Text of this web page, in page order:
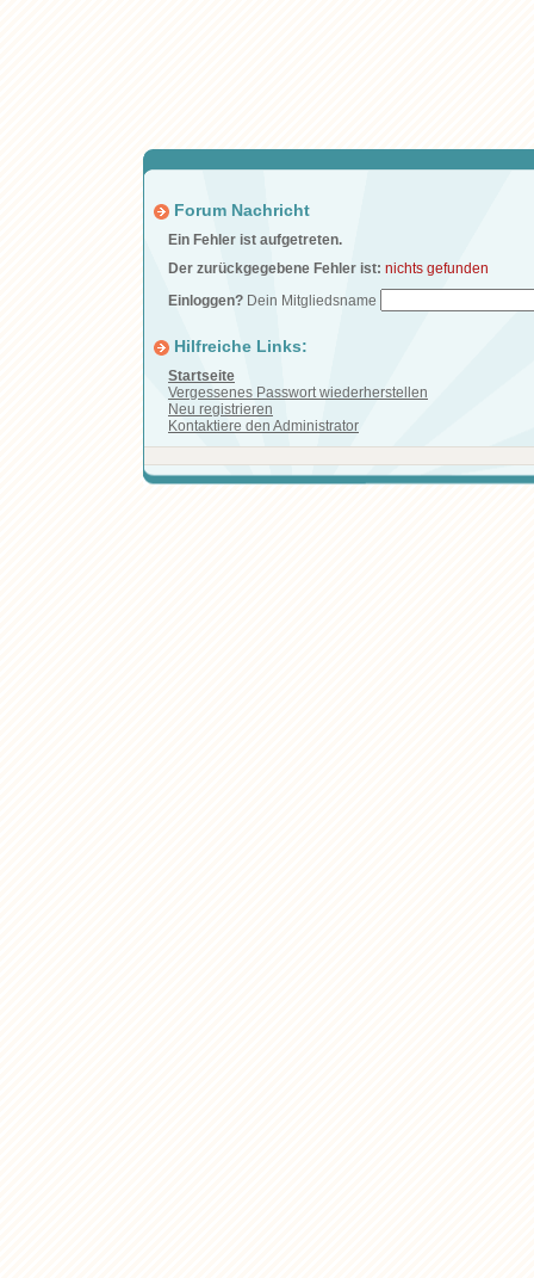
Forum Nachricht
Ein Fehler ist aufgetreten.
Der zurückgegebene Fehler ist: nichts gefunden
Einloggen? Dein Mitgliedsname
Hilfreiche Links:
Startseite
Vergessenes Passwort wiederherstellen
Neu registrieren
Kontaktiere den Administrator